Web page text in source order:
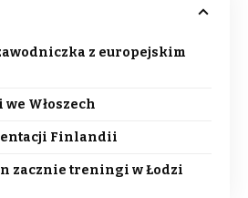
z europejskim
Włoszech
Finlandii
zacznie treningi w Łodzi